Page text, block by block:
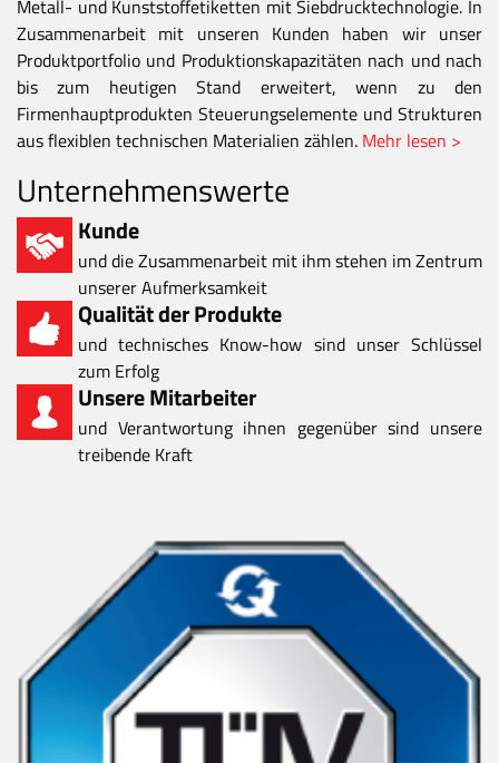
Metall- und Kunststoffetiketten mit Siebdrucktechnologie. In
Zusammenarbeit mit unseren Kunden haben wir unser
Produktportfolio und Produktionskapazitäten nach und nach
bis zum heutigen Stand erweitert, wenn zu den
Firmenhauptprodukten Steuerungselemente und Strukturen
aus flexiblen technischen Materialien zählen. Mehr lesen >
Unternehmenswerte
Kunde
und die Zusammenarbeit mit ihm stehen im Zentrum
unserer Aufmerksamkeit
Qualität der Produkte
und technisches Know-how sind unser Schlüssel
zum Erfolg
Unsere Mitarbeiter
und Verantwortung ihnen gegenüber sind unsere
treibende Kraft